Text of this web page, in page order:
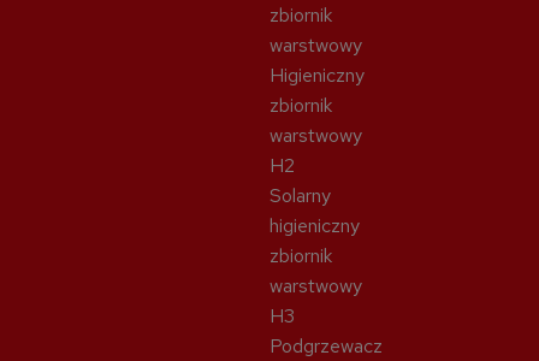
zbiornik
warstwowy
Higieniczny
zbiornik
warstwowy
H2
Solarny
higieniczny
zbiornik
warstwowy
H3
Podgrzewacz